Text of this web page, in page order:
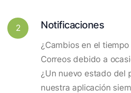
2 Notificaciones
¿Cambios en el
Correos debido a
¿Un nuevo estado del
nuestra aplicación